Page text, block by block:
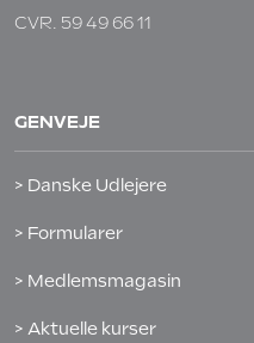
CVR. 59 49 66 11
GENVEJE
> Danske Udlejere
> Formularer
> Medlemsmagasin
> Aktuelle kurser